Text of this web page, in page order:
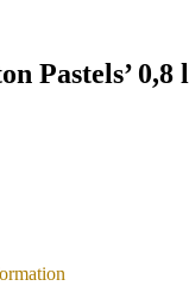
Pastels’